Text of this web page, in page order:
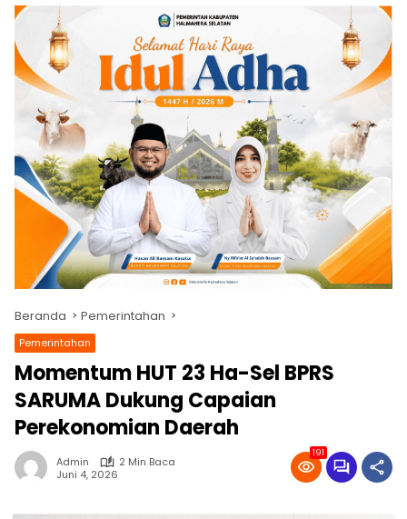
Beranda Pemerintahan
Pemerintahan
Momentum HUT 23 Ha-Sel BPRS
SARUMA Dukung Capaian
Perekonomian Daerah
Admin
2 Min Baca
Juni 4, 2026
191